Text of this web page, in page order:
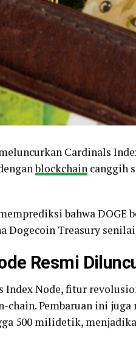
Cardinals
blockchain canggih
bahwa DOGE
Dogecoin Treasury
Resmi
Index Node, fitur
Pembaruan ini juga
500 milidetik,